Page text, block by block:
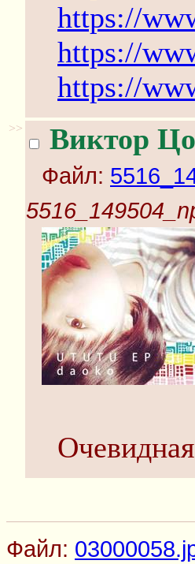
https://
https://
https://
>> Виктор
Файл:
Файл: